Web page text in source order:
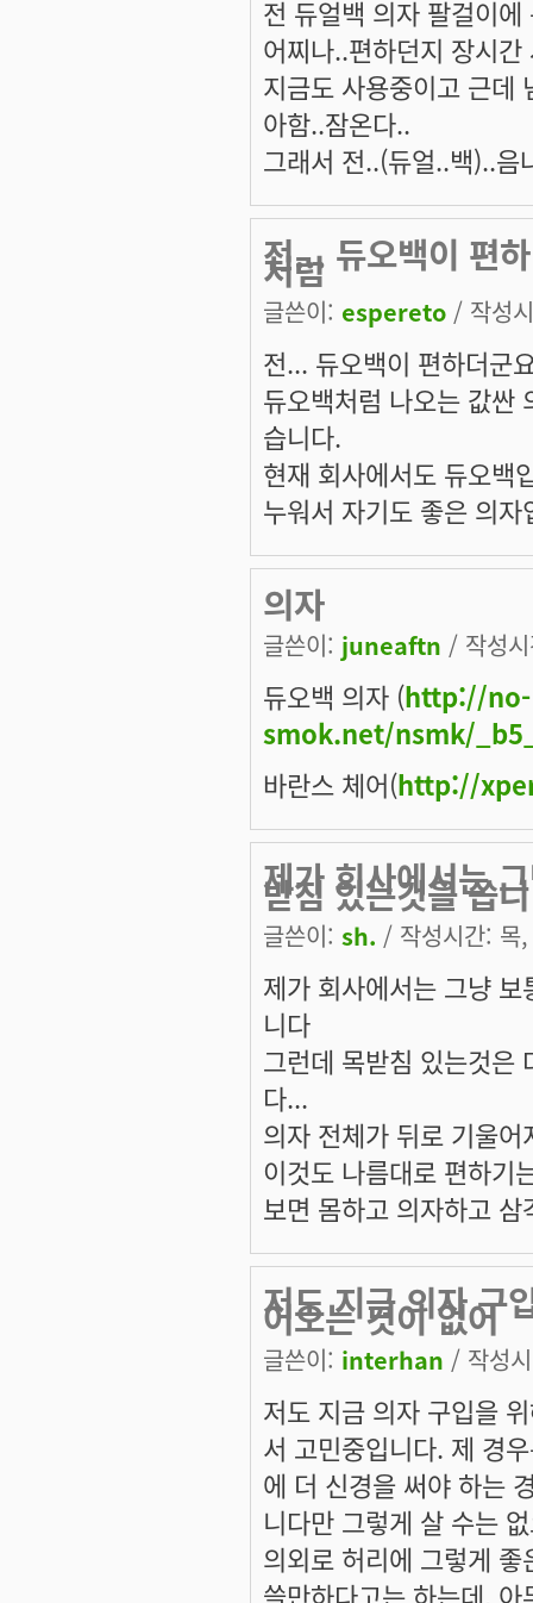
전 듀얼백 의자 팔걸이
어찌나..편하던지 장시
지금도 사용중이고 근데
아함..잠온다..
그래서 전..(듀얼..백)..음
전... 듀오백이 편
처럼
글쓴이: espereto / 작성
전... 듀오백이 편하더군
듀오백처럼 나오는 값싼
습니다.
현재 회사에서도 듀오백
누워서 자기도 좋은 의자
의자
글쓴이: juneaftn / 작성
듀오백 의자 (http://no-
smok.net/nsmk/
바란스 체어(http://
제가 회사에서는
받침 있는것을 씁니
글쓴이: sh. / 작성시간:
제가 회사에서는 그냥
니다
그런데 목받침 있는것은
다...
의자 전체가 뒤로 기울어
이것도 나름대로 편하기
보면 몸하고 의자하고
저도 지금 의자 구
어오는 것이 없어
글쓴이: interhan / 작성
저도 지금 의자 구입을
서 고민중입니다. 제 경
에 더 신경을 써야 하는
니다만 그렇게 살 수는
의외로 허리에 그렇게
쓸만하다고는 하는데,